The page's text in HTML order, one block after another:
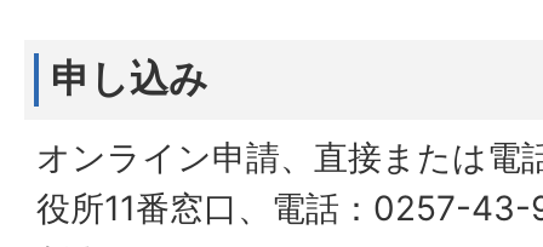
申し込み
オンライン申請、直接または電
役所11番窓口、電話：0257-